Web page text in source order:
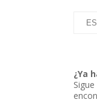
¿Ya